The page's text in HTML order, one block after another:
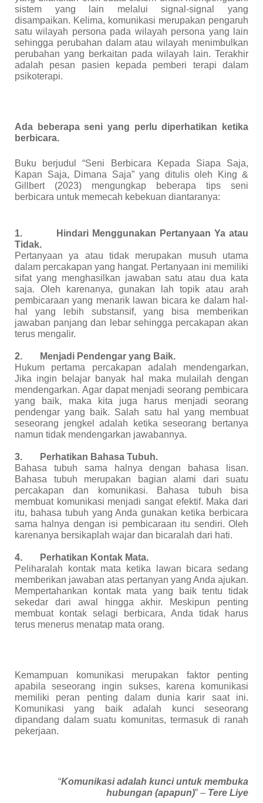
sistem yang lain melalui signal-signal yang
disampaikan. Kelima, komunikasi merupakan pengaruh
satu wilayah persona pada wilayah persona yang lain
sehingga perubahan dalam atau wilayah menimbulkan
perubahan yang berkaitan pada wilayah lain. Terakhir
adalah pesan pasien kepada pemberi terapi dalam
psikoterapi.
Ada beberapa seni yang perlu diperhatikan ketika
berbicara.
Buku berjudul “Seni Berbicara Kepada Siapa Saja,
Kapan Saja, Dimana Saja” yang ditulis oleh King &
Gillbert (2023) mengungkap beberapa tips seni
berbicara untuk memecah kebekuan diantaranya:
1.
Hindari Menggunakan Pertanyaan Ya atau
Tidak.
Pertanyaan ya atau tidak merupakan musuh utama
dalam percakapan yang hangat. Pertanyaan ini memiliki
sifat yang menghasilkan jawaban satu atau dua kata
saja. Oleh karenanya, gunakan lah topik atau arah
pembicaraan yang menarik lawan bicara ke dalam hal-
hal yang lebih substansif, yang bisa memberikan
jawaban panjang dan lebar sehingga percakapan akan
terus mengalir.
2.
Menjadi Pendengar yang Baik.
Hukum pertama percakapan adalah mendengarkan,
Jika ingin belajar banyak hal maka mulailah dengan
mendengarkan. Agar dapat menjadi seorang pembicara
yang baik, maka kita juga harus menjadi seorang
pendengar yang baik. Salah satu hal yang membuat
seseorang jengkel adalah ketika seseorang bertanya
namun tidak mendengarkan jawabannya.
3.
Perhatikan Bahasa Tubuh.
Bahasa tubuh sama halnya dengan bahasa lisan.
Bahasa tubuh merupakan bagian alami dari suatu
percakapan dan komunikasi. Bahasa tubuh bisa
membuat komunikasi menjadi sangat efektif. Maka dari
itu, bahasa tubuh yang Anda gunakan ketika berbicara
sama halnya dengan isi pembicaraan itu sendiri. Oleh
karenanya bersikaplah wajar dan bicaralah dari hati.
4.
Perhatikan Kontak Mata.
Peliharalah kontak mata ketika lawan bicara sedang
memberikan jawaban atas pertanyan yang Anda ajukan.
Mempertahankan kontak mata yang baik tentu tidak
sekedar dari awal hingga akhir. Meskipun penting
membuat kontak selagi berbicara, Anda tidak harus
terus menerus menatap mata orang.
Kemampuan komunikasi merupakan faktor penting
apabila seseorang ingin sukses, karena komunikasi
memiliki peran penting dalam dunia karir saat ini.
Komunikasi yang baik adalah kunci seseorang
dipandang dalam suatu komunitas, termasuk di ranah
pekerjaan.
“Komunikasi adalah kunci untuk membuka
hubungan (apapun)” – Tere Liye